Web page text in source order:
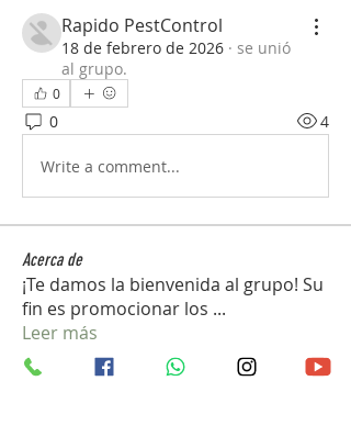
Rapido PestControl
18 de febrero de 2026 · se unió
al grupo.
0
0 4
Write a comment...
Acerca de
¡Te damos la bienvenida al grupo! Su
fin es promocionar los ...
Leer más